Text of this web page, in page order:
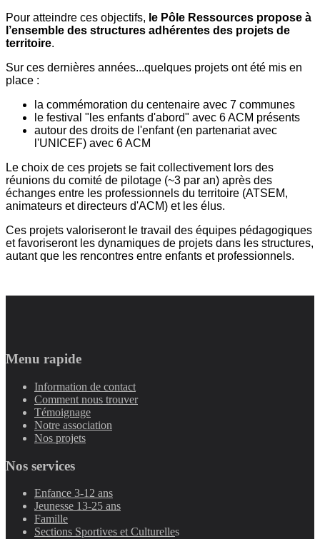
Pour atteindre ces objectifs, le Pôle Ressources propose à
l’ensemble des structures adhérentes des projets de
territoire.
Sur ces dernières années...quelques projets ont été mis en
place :
la commémoration du centenaire avec 7 communes
le festival "les enfants d'abord" avec 6 ACM présents
autour des droits de l'enfant (en partenariat avec
l'UNICEF) avec 6 ACM
Le choix de ces projets se fait collectivement lors des
réunions du comité de pilotage (~3 par an) après des
échanges entre les professionnels du territoire (ATSEM,
animateurs et directeurs d'ACM) et les élus.
Ces projets valoriseront le travail des équipes pédagogiques
et favoriseront les dynamiques de projets dans les structures,
autant que les rencontres entre enfants et professionnels.
Menu rapide
Information de contact
Comment nous trouver
Témoignage
Notre association
Nos projets
Nos services
Enfance 3-12 ans
Jeunesse 13-25 ans
Famille
Sections Sportives et Culturelles